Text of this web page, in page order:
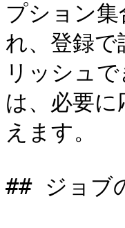
プション
れ、登録
リッシュ
は、必要
えます。
## ジョブ